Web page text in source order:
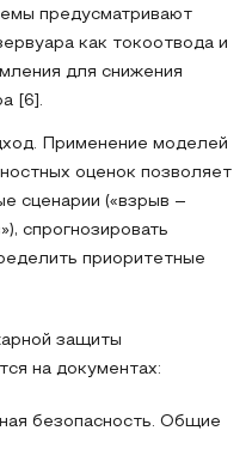
предусматривают
как токоотвода и
для снижения
[6].
Применение моделей
оценок позволяет
сценарии («взрыв –
спрогнозировать
приоритетные
защиты
на документах:
безопасность. Общие